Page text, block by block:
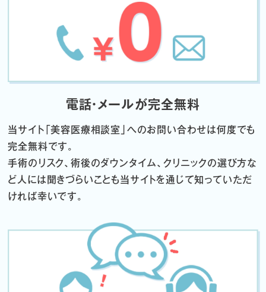
電話・メールが完全無料
当サイト「美容医療相談室」へのお問い合わせは何度でも
完全無料です。
手術のリスク、術後のダウンタイム、クリニックの選び方な
ど 人には聞きづらいことも当サイトを通じて知っていただ
ければ幸いです。